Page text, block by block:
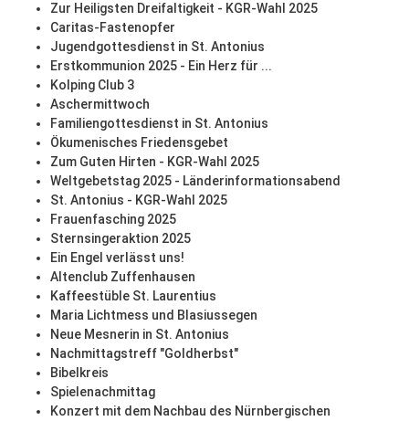
Zur Heiligsten Dreifaltigkeit - KGR-Wahl 2025
Caritas-Fastenopfer
Jugendgottesdienst in St. Antonius
Erstkommunion 2025 - Ein Herz für ...
Kolping Club 3
Aschermittwoch
Familiengottesdienst in St. Antonius
Ökumenisches Friedensgebet
Zum Guten Hirten - KGR-Wahl 2025
Weltgebetstag 2025 - Länderinformationsabend
St. Antonius - KGR-Wahl 2025
Frauenfasching 2025
Sternsingeraktion 2025
Ein Engel verlässt uns!
Altenclub Zuffenhausen
Kaffeestüble St. Laurentius
Maria Lichtmess und Blasiussegen
Neue Mesnerin in St. Antonius
Nachmittagstreff "Goldherbst"
Bibelkreis
Spielenachmittag
Konzert mit dem Nachbau des Nürnbergischen